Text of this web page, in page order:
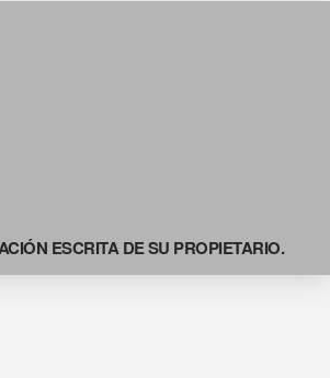
ESCRITA DE SU PROPIETARIO.